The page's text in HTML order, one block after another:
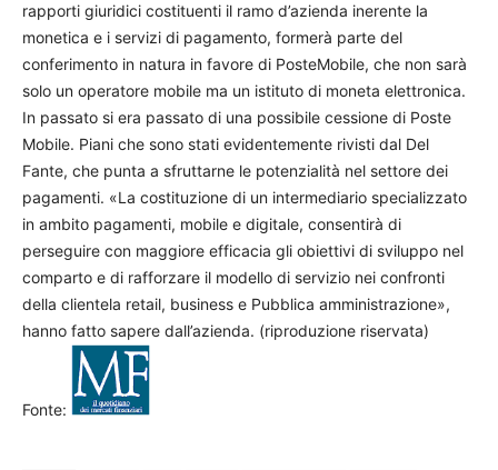
rapporti giuridici costituenti il ramo d’azienda inerente la
monetica e i servizi di pagamento, formerà parte del
conferimento in natura in favore di PosteMobile, che non sarà
solo un operatore mobile ma un istituto di moneta elettronica.
In passato si era passato di una possibile cessione di Poste
Mobile. Piani che sono stati evidentemente rivisti dal Del
Fante, che punta a sfruttarne le potenzialità nel settore dei
pagamenti. «La costituzione di un intermediario specializzato
in ambito pagamenti, mobile e digitale, consentirà di
perseguire con maggiore efficacia gli obiettivi di sviluppo nel
comparto e di rafforzare il modello di servizio nei confronti
della clientela retail, business e Pubblica amministrazione»,
hanno fatto sapere dall’azienda. (riproduzione riservata)
Fonte: